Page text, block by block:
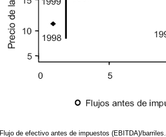
Flujo de efectivo antes de impuestos (EBITDA)/barriles.